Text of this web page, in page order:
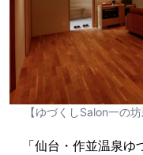
【ゆづくしSalon一の
「仙台・作並温泉ゆ